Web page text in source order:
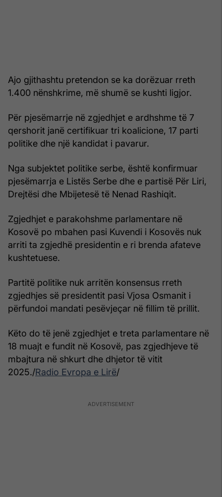
Ajo gjithashtu pretendon se ka dorëzuar rreth
1.400 nënshkrime, më shumë se kushti ligjor.
Për pjesëmarrje në zgjedhjet e ardhshme të 7
qershorit janë certifikuar tri koalicione, 17 parti
politike dhe një kandidat i pavarur.
Nga subjektet politike serbe, është konfirmuar
pjesëmarrja e Listës Serbe dhe e partisë Për Liri,
Drejtësi dhe Mbijetesë të Nenad Rashiqit.
Zgjedhjet e parakohshme parlamentare në
Kosovë po mbahen pasi Kuvendi i Kosovës nuk
arriti ta zgjedhë presidentin e ri brenda afateve
kushtetuese.
Partitë politike nuk arritën konsensus rreth
zgjedhjes së presidentit pasi Vjosa Osmanit i
përfundoi mandati pesëvjeçar në fillim të prillit.
Këto do të jenë zgjedhjet e treta parlamentare në
18 muajt e fundit në Kosovë, pas zgjedhjeve të
mbajtura në shkurt dhe dhjetor të vitit
2025./Radio Evropa e Lirë/